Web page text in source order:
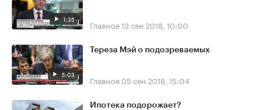
1:35 Главное13 сен 2018, 10:00
5:03
Тереза Мэй о подозреваемых
Главное 05 сен 2018, 15:04
Ипотека подорожает?